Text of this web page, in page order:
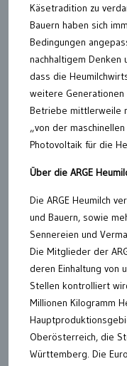
Käsetradition zu
Bauern haben sich
Bedingungen
nachhaltigem Denken
dass die
weitere
Betriebe mittlerweile
„von der
Photovoltaik für die
Über die ARGE
Die ARGE Heumilch
und Bauern, sowie
Sennereien und
Die Mitglieder der
deren Einhaltung von
Stellen kontrolliert
Millionen Kilogramm
Oberösterreich, die
Württemberg. Die